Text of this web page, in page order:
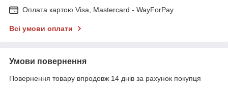
Оплата картою Visa, Mastercard - WayForPay
Всі умови оплати
Умови повернення
Повернення товару впродовж 14 днів за рахунок покупця